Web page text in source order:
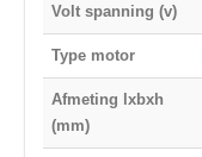
Volt spanning (v)
Type motor
Afmeting lxbxh
(mm)